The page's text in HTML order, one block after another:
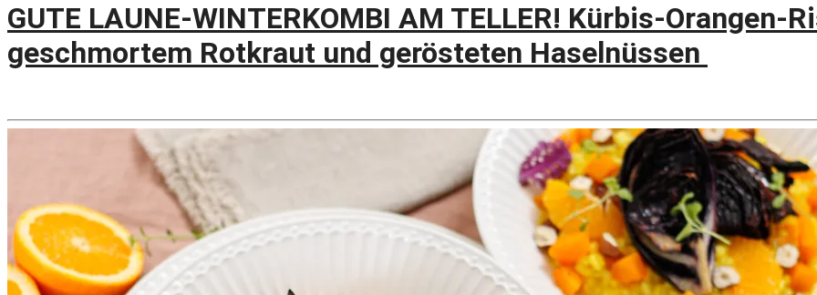
GUTE LAUNE-WINTERKOMBI AM TELLER! Kürbis-Orangen-
geschmortem Rotkraut und gerösteten Haselnüssen